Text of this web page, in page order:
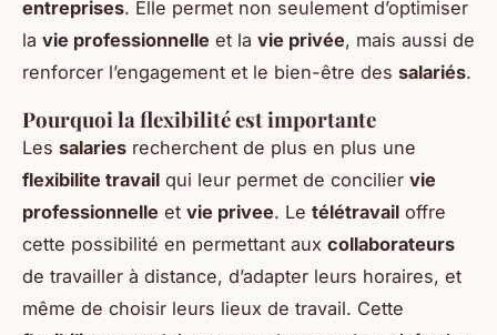
entreprises. Elle permet non seulement d’optimiser
la vie professionnelle et la vie privée, mais aussi de
renforcer l’engagement et le bien-être des salariés.
Pourquoi la flexibilité est importante
Les salaries recherchent de plus en plus une
flexibilite travail qui leur permet de concilier vie
professionnelle et vie privee. Le télétravail offre
cette possibilité en permettant aux collaborateurs
de travailler à distance, d’adapter leurs horaires, et
même de choisir leurs lieux de travail. Cette